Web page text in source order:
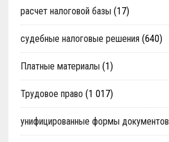
расчет налоговой базы (17)
судебные налоговые решения (640)
Платные материалы (1)
Трудовое право (1 017)
унифицированные формы документов